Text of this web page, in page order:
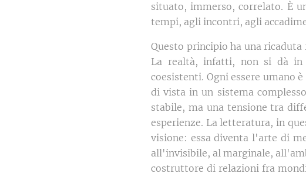
situato, immerso, correlato. È
tempi, agli incontri, agli
Questo principio ha una
La realtà, infatti, non si dà in
coesistenti. Ogni essere umano
di vista in un sistema
stabile, ma una tensione tra
esperienze. La letteratura, in
visione: essa diventa l'arte di
all'invisibile, al marginale,
costruttore di relazioni fra